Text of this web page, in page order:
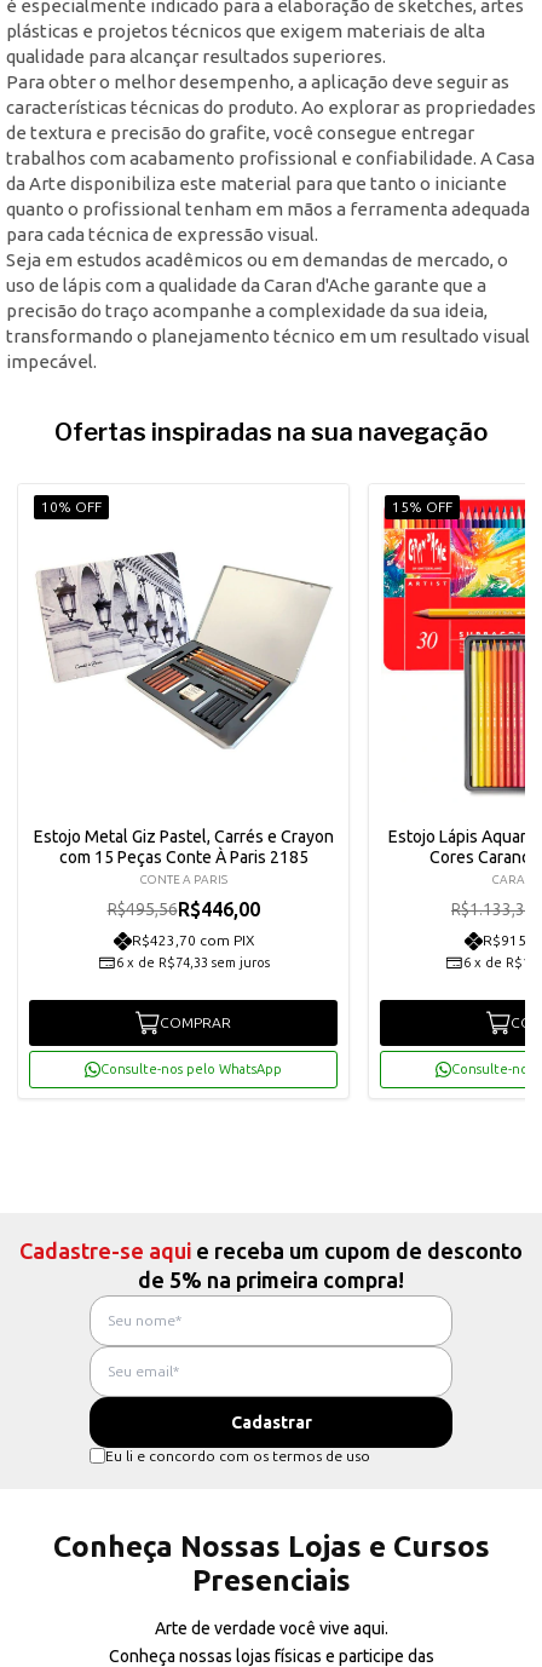
é especialmente indicado para a elaboração de sketches, artes
plásticas e projetos técnicos que exigem materiais de alta
qualidade para alcançar resultados superiores.
Para obter o melhor desempenho, a aplicação deve seguir as
características técnicas do produto. Ao explorar as propriedades
de textura e precisão do grafite, você consegue entregar
trabalhos com acabamento profissional e confiabilidade. A Casa
da Arte disponibiliza este material para que tanto o iniciante
quanto o profissional tenham em mãos a ferramenta adequada
para cada técnica de expressão visual.
Seja em estudos acadêmicos ou em demandas de mercado, o
uso de lápis com a qualidade da Caran d'Ache garante que a
precisão do traço acompanhe a complexidade da sua ideia,
transformando o planejamento técnico em um resultado visual
impecável.
Ofertas inspiradas na sua navegação
10% OFF
Estojo Metal Giz Pastel, Carrés e Crayon
com 15 Peças Conte À Paris 2185
CONTE A PARIS
R$495,56R$446,00
R$423,70 com PIX
6 x de R$74,33 sem juros
COMPRAR
Consulte-nos pelo WhatsApp
15% OFF
Estojo Lápis
Cores
R$1.133,33
6 x de
Consulte-nos
Cadastre-se aqui e receba um cupom de desconto
de 5% na primeira compra!
Eu li e concordo com os termos de uso
Conheça Nossas Lojas e Cursos
Presenciais
Arte de verdade você vive aqui.
Conheça nossas lojas físicas e participe das